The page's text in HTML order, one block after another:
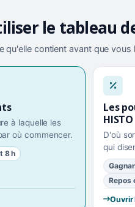
le tableau
qu'elle contient avant que
à laquelle les
où commencer.
8 h
Les
HISTO
D'où
qui
Repos
Ouvrir